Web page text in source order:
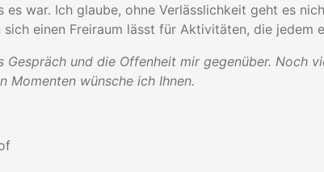
es war. Ich glaube, ohne Verlässlichkeit geht es
sich einen Freiraum lässt für Aktivitäten, die jedem
Gespräch und die Offenheit mir gegenüber. Noch
Momenten wünsche ich Ihnen.